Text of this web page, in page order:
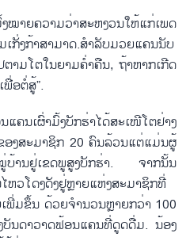
ໝາຍຄວາມວ່າສະຫງວນໃຫ້ແກ່ເພດ
ກັ່ງກ້າສາມາດ.ສຳລັບມວຍແຄນນັບ
ຕາມໂຕໃນຍາມຄ່ຳຄືນ, ຖ້າຫາກເກີດ
ອຕໍ່ສູ້”.
ຄນເຜົ່າມົ້ງບັກຮ່າໄດ້ສະເໜີໂຕຢ່າງ
ອງສະມາຊິກ 20 ຄົນລ້ວນແຕ່ແມ່ນຜູ້
ໝູ່ບ້ານຢູ່ເຂດພູສູງບັກຮ່າ. ຈາກນັ້ນ
ຫວໂດງດັງຢູ່ຫຼາຍແຫ່ງສະມາຊິກທີ່
ພີ່ມຂຶ້ນ ດ້ວຍຈຳນວນຫຼາຍກວ່າ 100
ບັນດາວາດຟ້ອນແຄນທີ່ດູດດື່ມ. ນ້ອງ